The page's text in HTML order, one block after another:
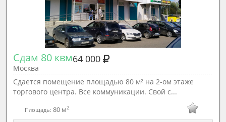
Сдам 80 квм64 000
Москва
Сдается помещение площадью 80 м² на 2-ом этаже
торгового центра. Все коммуникации. Свой с...
Площадь:80 м2